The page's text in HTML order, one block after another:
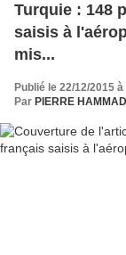
Turquie : 148
saisis à l'aéroport
mis...
Publié le 22/12/2015 à
Par PIERRE HAMMADI